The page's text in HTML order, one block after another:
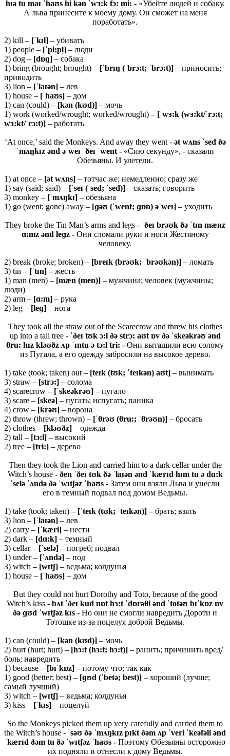
hɪə tu maɪ ˈhaʊs hi kən ˈwɜ:k fɔ: mi: - «Убейте людей и собаку.
А льва принесите к моему дому. Он сможет на меня
поработать».
2) kill – [ˈkɪl] – убивать
1) people – [ˈpi:pl̩] – люди
2) dog – [dɒɡ] – собака
1) bring (brought; brought) – [ˈbrɪŋ (ˈbrɔ:t; ˈbrɔ:t)] – приносить;
приводить
3) lion – [ˈlaɪən] – лев
1) house – [ˈhaʊs] – дом
1) can (could) – [kən (kʊd)] – мочь
1) work (worked/wrought; worked/wrought) – [ˈwɜ:k (wɜ:kt/ˈrɔ:t;
wɜ:kt/ˈrɔ:t)] – работать
‘At once,’ said the Monkeys. And away they went - ət wʌns ˈsed ðə
ˈmʌŋkɪz ənd əˈweɪ ˈðeɪ ˈwent - «Сию секунду», - сказали
Обезьяны. И улетели.
1) at once – [ət wʌns] – тотчас же; немедленно; сразу же
1) say (said; said) – [ˈseɪ (ˈsed; ˈsed)] – сказать; говорить
3) monkey – [ˈmʌŋkɪ] – обезьяна
1) go (went; gone) away – [ɡəʊ (ˈwent; ɡɒn) əˈweɪ] – уходить
They broke the Tin Man’s arms and legs - ˈðeɪ brəʊk ðə ˈtɪn mænz
ɑ:mz ənd leɡz - Они сломали руки и ноги Жестяному
человеку.
2) break (broke; broken) – [breɪk (brəʊk; ˈbrəʊkən)] – ломать
3) tin – [ˈtɪn] – жесть
1) man (men) – [mæn (men)] – мужчина; человек (мужчины;
люди)
2) arm – [ɑ:m] – рука
2) leg – [leɡ] – нога
They took all the straw out of the Scarecrow and threw his clothes
up into a tall tree - ˈðeɪ tʊk ɔ:l ðə strɔ: aʊt ɒv ðə ˈskeəkrəʊ ənd
θru: hɪz kləʊðz ʌp ˈɪntu ə tɔ:l tri: - Они вытащили всю солому
из Пугала, а его одежду забросили на высокое дерево.
1) take (took; taken) out – [teɪk (tʊk; ˈteɪkən) aʊt] – вынимать
3) straw – [strɔ:] – солома
4) scarecrow – [ˈskeəkrəʊ] – пугало
3) scare – [skeə] – пугать; испугать; паника
4) crow – [krəʊ] – ворона
2) throw (threw; thrown) – [ˈθrəʊ (θru:; ˈθrəʊn)] – бросать
2) clothes – [kləʊðz] – одежда
2) tall – [tɔ:l] – высокий
2) tree – [tri:] – дерево
Then they took the Lion and carried him to a dark cellar under the
Witch’s house - ðen ˈðeɪ tʊk ðə ˈlaɪən ənd ˈkærɪd hɪm tu ə dɑ:k
ˈselə ˈʌndə ðə ˈwɪtʃəz ˈhaʊs - Затем они взяли Льва и унесли
его в темный подвал под домом Ведьмы.
1) take (took; taken) – [ˈteɪk (tʊk; ˈteɪkən)] – брать; взять
3) lion – [ˈlaɪən] – лев
2) carry – [ˈkæri] – нести
2) dark – [dɑ:k] – темный
3) cellar – [ˈselə] – погреб; подвал
1) under – [ˈʌndə] – под
3) witch – [wɪtʃ] – ведьма; колдунья
1) house – [ˈhaʊs] – дом
But they could not hurt Dorothy and Toto, because of the good
Witch’s kiss - bʌt ˈðeɪ kud nɒt hɜ:t ˈdɒrəθi ənd ˈtotəʊ bɪˈkɒz ɒv
ðə ɡʊd ˈwɪtʃəz kɪs - Но они не смогли навредить Дороти и
Тотошке из-за поцелуя доброй Ведьмы.
1) can (could) – [kən (kʊd)] – мочь
2) hurt (hurt; hurt) – [hɜ:t (hɜ:t; hɜ:t)] – ранить; причинить вред/
боль; навредить
1) because – [bɪˈkɒz] – потому что; так как
1) good (better; best) – [ɡʊd (ˈbetə; best)] – хороший (лучше;
самый лучший)
3) witch – [wɪtʃ] – ведьма; колдунья
3) kiss – [ˈkɪs] – поцелуй
So the Monkeys picked them up very carefully and carried them to
the Witch’s house - ˈsəʊ ðə ˈmʌŋkɪz pɪkt ðəm ʌp ˈveri ˈkeəfəli ənd
ˈkærɪd ðəm tu ðə ˈwɪtʃəz ˈhaʊs - Поэтому Обезьяны осторожно
их подняли и отнесли к дому Ведьмы.